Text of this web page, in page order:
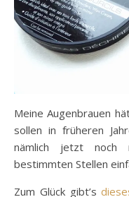
Meine Augenbrauen
sollen in früheren
nämlich jetzt noch
bestimmten Stellen
Zum Glück gibt’s